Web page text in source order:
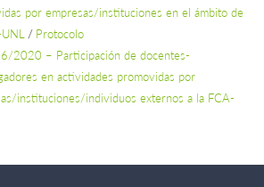
por empresas/instituciones en el ámbito de
/ Protocolo
2020 – Participación de docentes-
en actividades promovidas por
instituciones/individuos externos a la FCA-